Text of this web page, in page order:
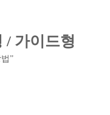
/ 가이드형
”